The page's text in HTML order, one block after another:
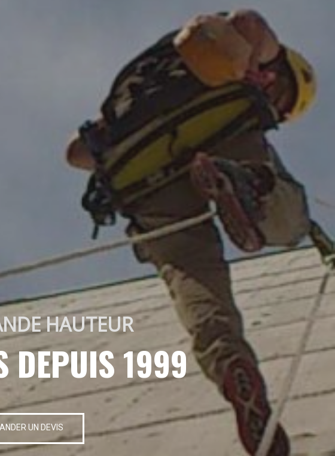
HAUTEUR
DEPUIS 1999
UN DEVIS